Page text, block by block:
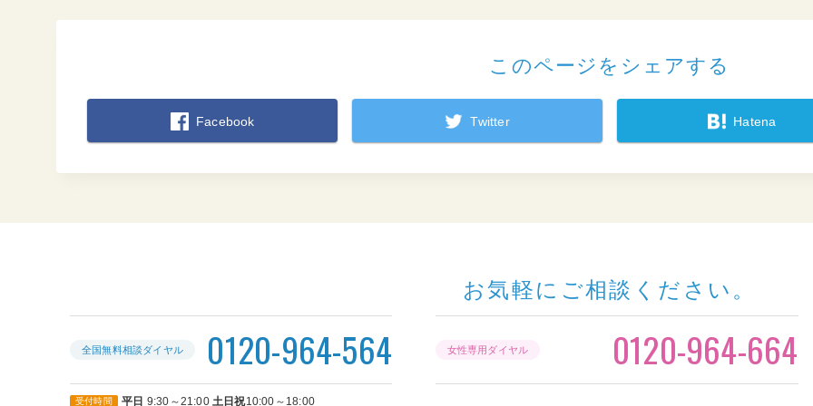
このページをシェアする
Facebook Twitter Hatena
お気軽にご相談ください。
全国無料相談ダイヤル 0120-964-564 女性専用ダイヤル 0120-964-664
受付時間 平日 9:30～21:00土日祝10:00～18:00